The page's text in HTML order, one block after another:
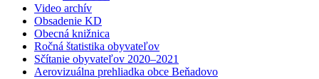
Video archív
Obsadenie KD
Obecná knižnica
Ročná štatistika obyvateľov
Sčítanie obyvateľov 2020–2021
Aerovizuálna prehliadka obce Beňadovo